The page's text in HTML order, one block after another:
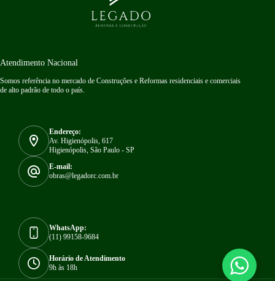
Atendimento Nacional
Somos referência no mercado de Construções e Reformas residenciais e comerciais
de alto padrão de todo o país.
Endereço:
Av. Higienópolis, 617
Higienópolis, São Paulo - SP
E-mail:
obras@legadorc.com.br
WhatsApp:
(11) 99158-9684
Horário de Atendimento
9h às 18h